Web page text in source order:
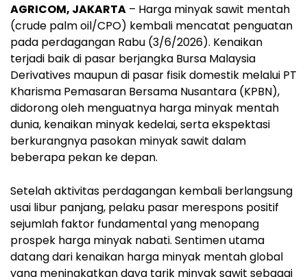
AGRICOM, JAKARTA – Harga minyak sawit mentah
(crude palm oil/CPO) kembali mencatat penguatan
pada perdagangan Rabu (3/6/2026). Kenaikan
terjadi baik di pasar berjangka Bursa Malaysia
Derivatives maupun di pasar fisik domestik melalui PT
Kharisma Pemasaran Bersama Nusantara (KPBN),
didorong oleh menguatnya harga minyak mentah
dunia, kenaikan minyak kedelai, serta ekspektasi
berkurangnya pasokan minyak sawit dalam
beberapa pekan ke depan.
Setelah aktivitas perdagangan kembali berlangsung
usai libur panjang, pelaku pasar merespons positif
sejumlah faktor fundamental yang menopang
prospek harga minyak nabati. Sentimen utama
datang dari kenaikan harga minyak mentah global
yang meningkatkan daya tarik minyak sawit sebagai